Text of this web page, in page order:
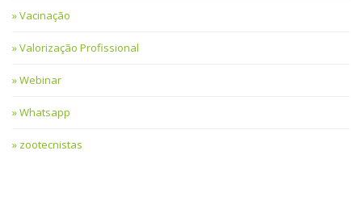
Vacinação
Valorização Profissional
Webinar
Whatsapp
zootecnistas